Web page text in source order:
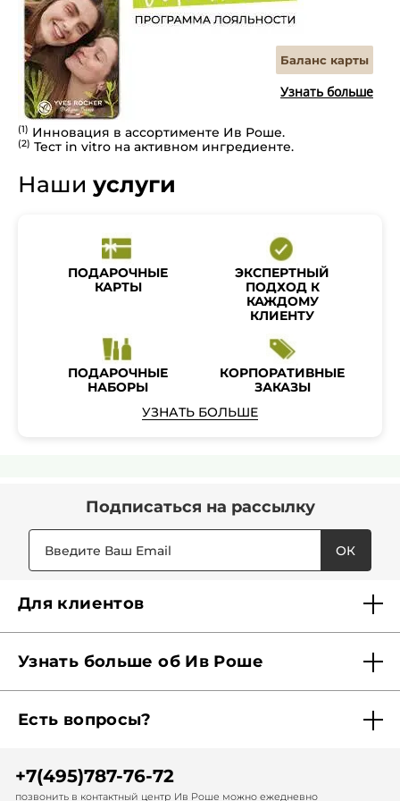
Баланс карты
Узнать больше
(1) Инновация в ассортименте Ив Роше.
(2) Тест in vitro на активном ингредиенте.
Наши услуги
ПОДАРОЧНЫЕ
КАРТЫ
ЭКСПЕРТНЫЙ
ПОДХОД К
КАЖДОМУ
КЛИЕНТУ
ПОДАРОЧНЫЕ
НАБОРЫ
КОРПОРАТИВНЫЕ
ЗАКАЗЫ
УЗНАТЬ БОЛЬШЕ
Подписаться на рассылку
ОК
Для клиентов
Карта Мерси
Отследить заказ
Записаться в спа-салон
Узнать больше об Ив Роше
Наши обязательства
Диагностика волос
Есть вопросы?
Обратная связь
+7(495)787-76-72
позвонить в контактный центр Ив Роше можно ежедневно